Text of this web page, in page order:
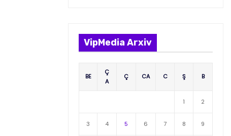
VipMedia Arxiv
BE
Ç
A
Ç CA C Ş B
1 2
3 4 5 6 7 8 9